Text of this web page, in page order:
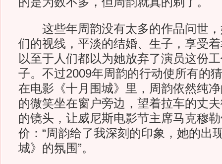
这些年周韵没有太多的作品问世，
们的视线，平淡的结婚、生子，享受
以至于人们都以为她放弃了演员这份
子。不过2009年周韵的行动使所有的
在电影《十月围城》里，周韵依然纯
的微笑坐在窗户旁边，望着拉车的丈
的镜头，让威尼斯电影节主席马克穆
价：“周韵给了我深刻的印象，她的出
城》的氛围”。